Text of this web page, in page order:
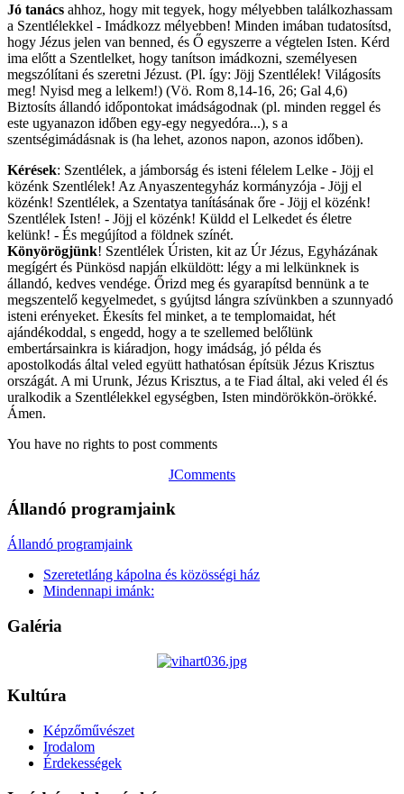
Jó tanács ahhoz, hogy mit tegyek, hogy mélyebben találkozhassam
a Szentlélekkel - Imádkozz mélyebben! Minden imában tudatosítsd,
hogy Jézus jelen van benned, és Ő egyszerre a végtelen Isten. Kérd
ima előtt a Szentlelket, hogy tanítson imádkozni, személyesen
megszólítani és szeretni Jézust. (Pl. így: Jöjj Szentlélek! Világosíts
meg! Nyisd meg a lelkem!) (Vö. Rom 8,14-16, 26; Gal 4,6)
Biztosíts állandó időpontokat imádságodnak (pl. minden reggel és
este ugyanazon időben egy-egy negyedóra...), s a
szentségimádásnak is (ha lehet, azonos napon, azonos időben).
Kérések: Szentlélek, a jámborság és isteni félelem Lelke - Jöjj el
közénk Szentlélek! Az Anyaszentegyház kormányzója - Jöjj el
közénk! Szentlélek, a Szentatya tanításának őre - Jöjj el közénk!
Szentlélek Isten! - Jöjj el közénk! Küldd el Lelkedet és életre
kelünk! - És megújítod a földnek színét.
Könyörögjünk! Szentlélek Úristen, kit az Úr Jézus, Egyházának
megígért és Pünkösd napján elküldött: légy a mi lelkünknek is
állandó, kedves vendége. Őrizd meg és gyarapítsd bennünk a te
megszentelő kegyelmedet, s gyújtsd lángra szívünkben a szunnyadó
isteni erényeket. Ékesíts fel minket, a te templomaidat, hét
ajándékoddal, s engedd, hogy a te szellemed belőlünk
embertársainkra is kiáradjon, hogy imádság, jó példa és
apostolkodás által veled együtt hathatósan építsük Jézus Krisztus
országát. A mi Urunk, Jézus Krisztus, a te Fiad által, aki veled él és
uralkodik a Szentlélekkel egységben, Isten mindörökkön-örökké.
Ámen.
You have no rights to post comments
JComments
Állandó programjaink
Állandó programjaink
Szeretetláng kápolna és közösségi ház
Mindennapi imánk:
Galéria
Kultúra
Képzőművészet
Irodalom
Érdekességek